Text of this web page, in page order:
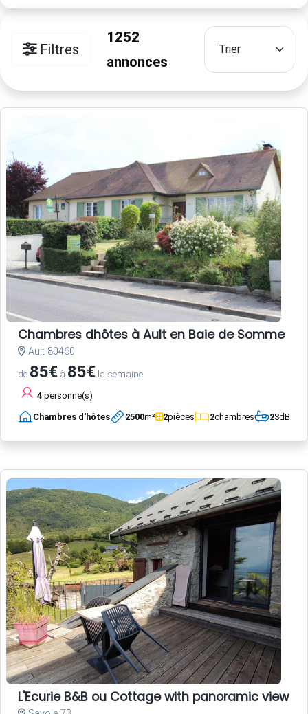
Filtres
1252
annonces
Chambres dhôtes à Ault en Baie de Somme
Ault 80460
de 85€ à 85€ la semaine
4 personne(s)
Chambres d'hôtes 2500m² 2pièces 2chambres 2SdB
L'Ecurie B&B ou Cottage with panoramic view